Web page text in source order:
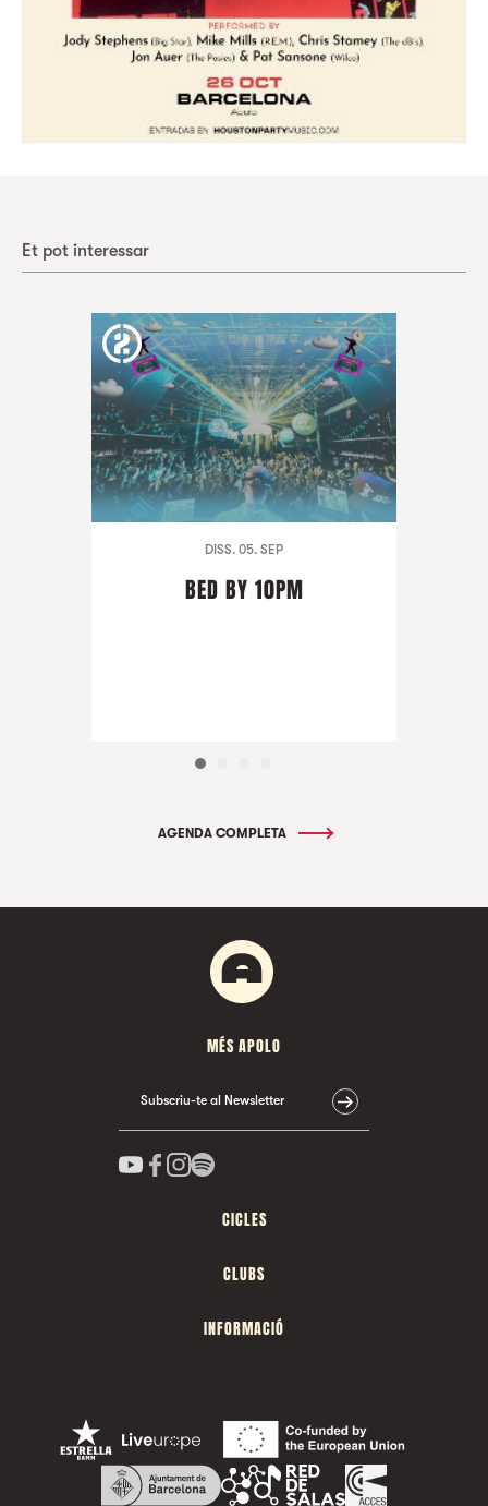
Et pot interessar
DISS. 05. SEP
BED BY 10PM
AGENDA COMPLETA
MÉS APOLO
Subscriu-te al Newsletter
CICLES
CLUBS
INFORMACIÓ